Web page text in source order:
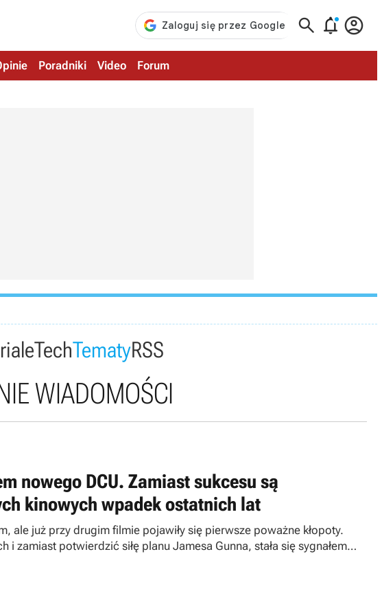
  
Poradniki Video Forum
TechTematyRSS
WIADOMOŚCI
nowego DCU. Zamiast sukcesu są
kinowych wpadek ostatnich lat
ale już przy drugim filmie pojawiły się pierwsze poważne kłopoty.
zamiast potwierdzić siłę planu Jamesa Gunna, stała się sygnałem